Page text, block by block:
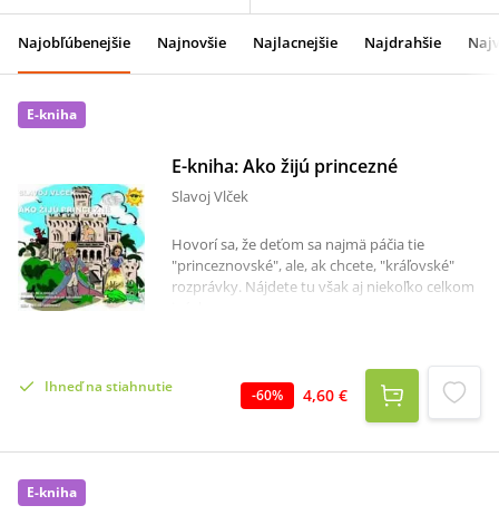
Najobľúbenejšie Najnovšie Najlacnejšie Najdrahšie
E-kniha
E-kniha: Ako žijú princezné
Slavoj Vlček
Hovorí sa, že deťom sa najmä páčia tie
"princeznovské", ale, ak chcete, "kráľovské"
rozprávky. Nájdete tu však aj niekoľko celkom
Ihneď na stiahnutie -60% 4,60 €
E-kniha